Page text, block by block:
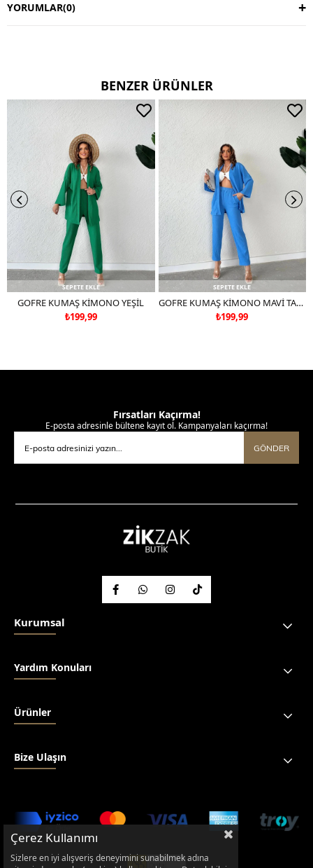
YORUMLAR(0)
BENZER ÜRÜNLER
SEPETE EKLE
GOFRE KUMAŞ KİMONO YEŞİL
₺199,99
SEPETE EKLE
GOFRE KUMAŞ KİMONO MAVİ TAKIM DEĞİLDİR
₺199,99
Fırsatları Kaçırma!
E-posta adresinle bültene kayıt ol. Kampanyaları kaçırma!
GÖNDER
Kurumsal
Yardım Konuları
Ürünler
Bize Ulaşın
Çerez Kullanımı
Sizlere en iyi alışveriş deneyimini sunabilmek adına